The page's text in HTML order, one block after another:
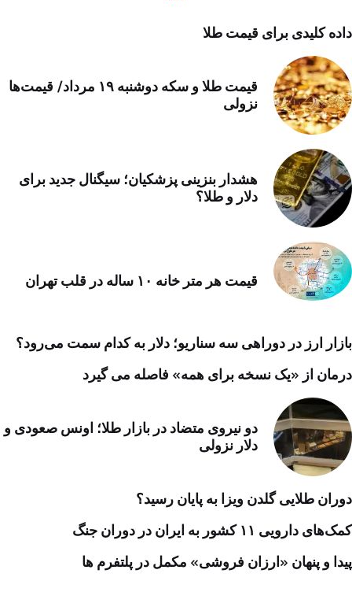
داده کلیدی برای قیمت طلا
قیمت طلا و سکه دوشنبه ۱۹ مرداد/ قیمت‌ها
نزولی
هشدار بنزینی پزشکیان؛ سیگنال جدید برای
دلار و طلا؟
قیمت هر متر خانه ۱۰ ساله در قلب تهران
بازار ارز در دوراهی سه سناریو؛ دلار به کدام سمت می‌رود؟
درمان از «یک نسخه برای همه» فاصله می گیرد
دو نیروی متضاد در بازار طلا؛ اونس صعودی و
دلار نزولی
دوران طلایی گلدن ویزا به پایان رسید؟
کمک‌های دارویی ۱۱ کشور به ایران در دوران جنگ
پیدا و پنهان «ارزان فروشی» مکمل در پلتفرم ها